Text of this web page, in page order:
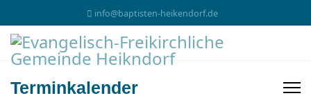
info@baptisten-heikendorf.de
Terminkalender